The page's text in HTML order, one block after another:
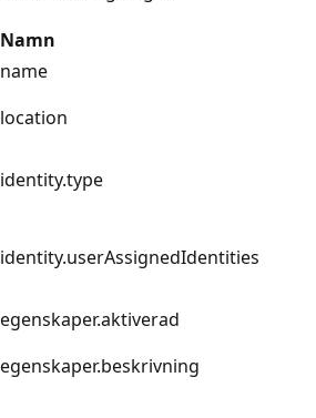
Namn
name
location
identity.type
identity.userAssignedIdentities
egenskaper.aktiverad
egenskaper.beskrivning